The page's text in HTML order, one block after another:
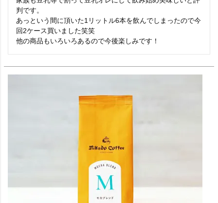
判です。
あっという間に頂いた1リットル6本を飲んでしまったので今
回2ケース買いました笑笑
他の商品もいろいろあるので今後楽しみです！